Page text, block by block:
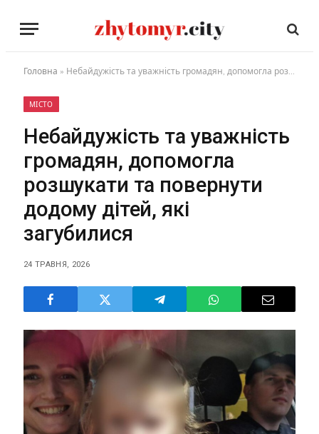
Головна » Небайдужість та уважність громадян, допомогла розшукати та повернути додому дітей, які загубилися
МІСТО
Небайдужість та уважність
громадян, допомогла
розшукати та повернути
додому дітей, які
загубилися
24 ТРАВНЯ, 2026